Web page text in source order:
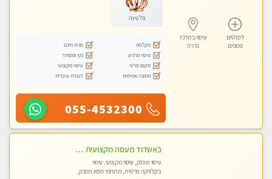
לפרטים
נוספים
עיסוי במרכז
גדרה
פלטינה
מקלחת
חניה חינם
עיסוי מרגיע
נקי ומסודר
מקום פרטי
עיסוי מקצועי
תמונה אמיתית
דוברת עיברית
055-4532300
באשדוד מעסה מקצועית חדשה ישראלית צעירה ואיכותית לעיסוי מרגיע ומפנק VIP-מומלץ לחלוטין! פרטי! ​​​​​​ Highly recommended
עיסוי מפנק, עיסוי מקצועי, עיסוי
בקלניקה פרטית, מתחמי ספא מפנק,